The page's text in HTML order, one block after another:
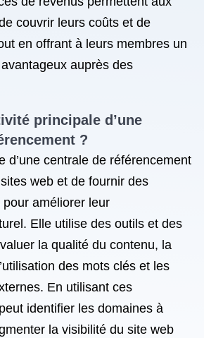
couvrir leurs coûts et de
en offrant à leurs membres un
auprès des
principale d’une
?
d’une centrale de référencement
web et de fournir des
améliorer leur
Elle utilise des outils et des
la qualité du contenu, la
des mots clés et les
En utilisant ces
identifier les domaines à
la visibilité du site web